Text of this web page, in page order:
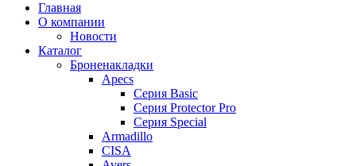
Главная
О компании
Новости
Каталог
Броненакладки
Apecs
Серия Basic
Серия Protector Pro
Серия Special
Armadillo
CISA